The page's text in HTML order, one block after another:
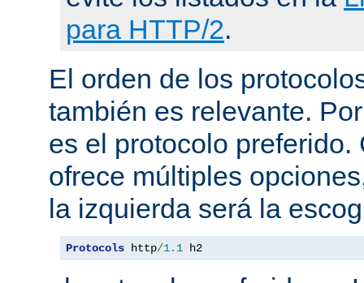
para HTTP/2.
El orden de los
también es relevante.
es el protocolo preferido.
ofrece múltiples
la izquierda será la
Protocols http/1.1 h2